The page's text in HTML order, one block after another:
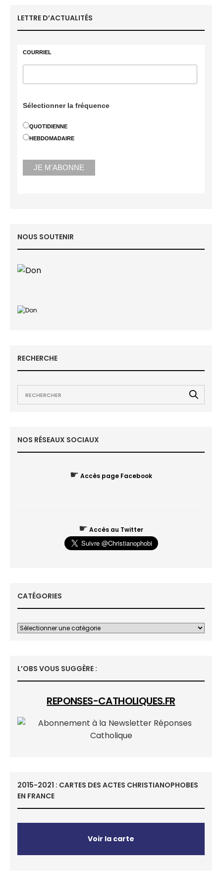
LETTRE D’ACTUALITÉS
COURRIEL
Sélectionner la fréquence
QUOTIDIENNE
HEBDOMADAIRE
NOUS SOUTENIR
RECHERCHE
NOS RÉSEAUX SOCIAUX
☛ Accès page Facebook
☛ Accès au Twitter
CATÉGORIES
L’OBS VOUS SUGGÈRE :
REPONSES-CATHOLIQUES.FR
2015-2021 : CARTES DES ACTES CHRISTIANOPHOBES
EN FRANCE
Voir la carte